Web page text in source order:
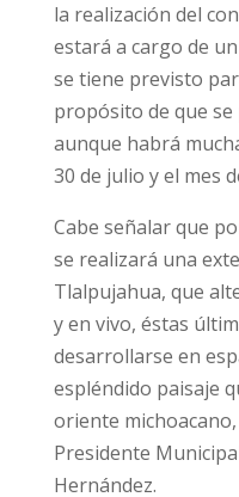
la realización del
estará a cargo de
se tiene previsto
propósito de que
aunque habrá
30 de julio y el mes
Cabe señalar que
se realizará una
Tlalpujahua, que
y en vivo, éstas
desarrollarse en
espléndido paisaje
oriente
Presidente
Hernández.